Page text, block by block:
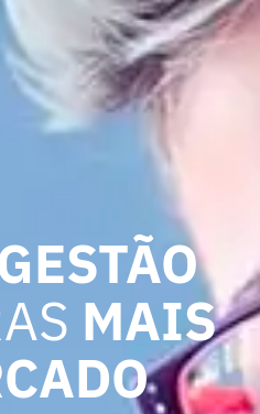
MAIS